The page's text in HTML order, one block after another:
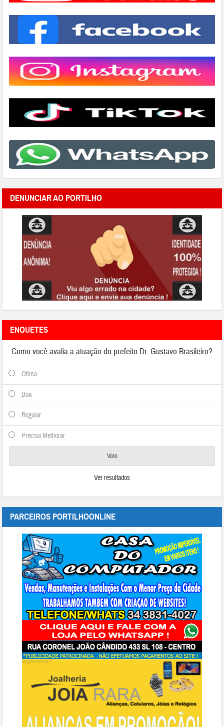
DENUNCIAR AO PORTILHO
ENQUETES
Como você avalia a atuação do prefeito Dr. Gustavo Brasileiro?
Otima
Boa
Regular
Precisa Melhorar
Ver resultados
PARCEIROS PORTILHOONLINE